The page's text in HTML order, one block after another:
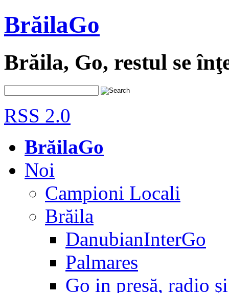
BrăilaGo
Brăila, Go, restul se
RSS 2.0
BrăilaGo
Noi
Campioni Locali
Brăila
DanubianInterGo
Palmares
Go in presă, radio